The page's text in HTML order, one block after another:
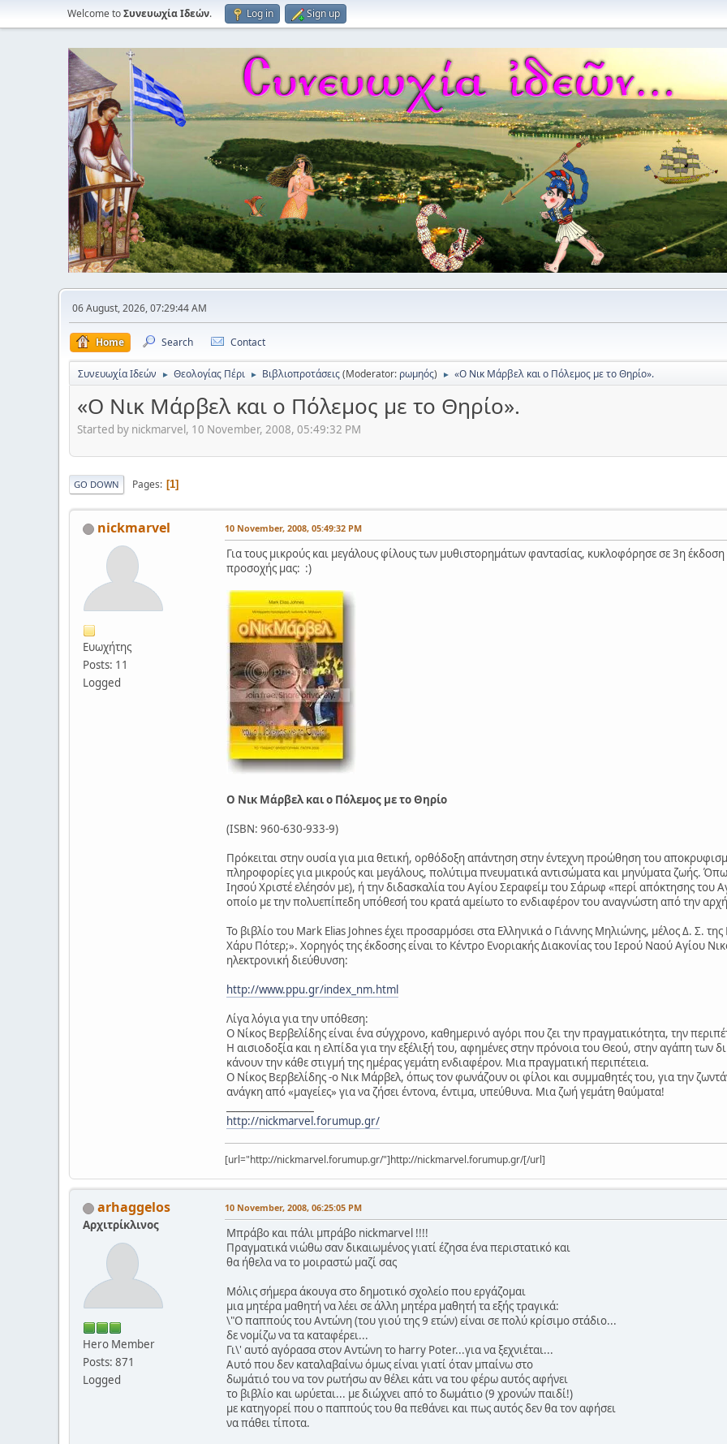
Welcome toΣυνευωχία Ιδεών. Log in Sign up
06 August, 2026, 07:29:44 AM
Home Search Contact
Συνευωχία Ιδεών ► Θεολογίας Πέρι ► Βιβλιοπροτάσεις(Moderator: ρωμηός) ► «O Νικ Μάρβελ και ο Πόλεμος με το Θηρίο».
«O Νικ Μάρβελ και ο Πόλεμος με το Θηρίο».
Started by nickmarvel, 10 November, 2008, 05:49:32 PM
GO DOWN Pages 1
nickmarvel
Ευωχήτης
Posts: 11
Logged
10 November, 2008, 05:49:32 PM
Για τους μικρούς και μεγάλους φίλους των μυθιστορημάτων φαντασίας, κυκλοφόρησε σε 3η έκδοση
προσοχής μας: :)
O Νικ Μάρβελ και ο Πόλεμος με το Θηρίο
(ISBN: 960-630-933-9)
Πρόκειται στην ουσία για μια θετική, ορθόδοξη απάντηση στην έντεχνη προώθηση του
πληροφορίες για μικρούς και μεγάλους, πολύτιμα πνευματικά αντισώματα και μηνύματα ζωής.
Ιησού Χριστέ ελέησόν με), ή την διδασκαλία του Αγίου Σεραφείμ του Σάρωφ «περί απόκτησης του
οποίο με την πολυεπίπεδη υπόθεσή του κρατά αμείωτο το ενδιαφέρον του αναγνώστη από την
Το βιβλίο του Mark Elias Johnes έχει προσαρμόσει στα Ελληνικά ο Γιάννης Μηλιώνης, μέλος Δ. Σ.
Χάρυ Πότερ;». Χορηγός της έκδοσης είναι το Κέντρο Ενοριακής Διακονίας του Ιερού Ναού Αγίου
ηλεκτρονική διεύθυνση:
http://www.ppu.gr/index_nm.html
Λίγα λόγια για την υπόθεση:
Ο Νίκος Βερβελίδης είναι ένα σύγχρονο, καθημερινό αγόρι που ζει την πραγματικότητα, την
Η αισιοδοξία και η ελπίδα για την εξέλιξή του, αφημένες στην πρόνοια του Θεού, στην αγάπη
κάνουν την κάθε στιγμή της ημέρας γεμάτη ενδιαφέρον. Μια πραγματική περιπέτεια.
Ο Νίκος Βερβελίδης -ο Νικ Μάρβελ, όπως τον φωνάζουν οι φίλοι και συμμαθητές του, για την
ανάγκη από «μαγείες» για να ζήσει έντονα, έντιμα, υπεύθυνα. Μια ζωή γεμάτη θαύματα!
http://nickmarvel.forumup.gr/
[url="http://nickmarvel.forumup.gr/"]http://nickmarvel.forumup.gr/[/url]
arhaggelos
Αρχιτρίκλινος
Hero Member
Posts: 871
Logged
10 November, 2008, 06:25:05 PM
Μπράβο και πάλι μπράβο nickmarvel !!!!
Πραγματικά νιώθω σαν δικαιωμένος γιατί έζησα ένα περιστατικό και
θα ήθελα να το μοιραστώ μαζί σας
Μόλις σήμερα άκουγα στο δημοτικό σχολείο που εργάζομαι
μια μητέρα μαθητή να λέει σε άλλη μητέρα μαθητή τα εξής τραγικά:
\"Ο παππούς του Αντώνη (του γιού της 9 ετών) είναι σε πολύ κρίσιμο στάδιο...
δε νομίζω να τα καταφέρει...
Γι\' αυτό αγόρασα στον Αντώνη το harry Poter...για να ξεχνιέται...
Αυτό που δεν καταλαβαίνω όμως είναι γιατί όταν μπαίνω στο
δωμάτιό του να τον ρωτήσω αν θέλει κάτι να του φέρω αυτός αφήνει
το βιβλίο και ωρύεται... με διώχνει από το δωμάτιο (9 χρονών παιδί!)
με κατηγορεί που ο παππούς του θα πεθάνει και πως αυτός δεν θα τον αφήσει
να πάθει τίποτα.